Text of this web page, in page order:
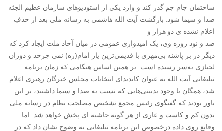
ساختمان جام جم گذر کند و وارد یکی از استودیوهای سازمان عظیم الجثه
صدا و سیما شود. بازگشت آیت الله هاشمی به رسانه ملی بعد از حذفِ
اعلام نشده ی دو هزار و
صد و نود روزه وی، یک امیدواری عمومی در میان آحاد ملت ایجاد کرد که
دیگر در بر پاشنه بی‌مهری با قدیمی‌ترین یار امام‌(ره) نمی چرخد و دوران
لجبازی به‌سر رسیده است. بر همین اساس هنگامی که زمان برنامه
تبلیغاتی آیت الله به عنوان کاندیدای انتخابات مجلس خبرگان رهبری اعلام
شد، همگان با وجود بدبینی‌هایی که نسبت به صدا و سیما داشتند، بر این
باور بودند که گفتگوی رئیس مجمع تشخیص مصلحت نظام در رسانه ملی
بدون کم و کاست و عاری از هر گونه حاشیه ای پخش خواهد شد. اما
وقایع روی داده درخصوص این برنامه تبلیغاتی به وضوح نشان داد که در